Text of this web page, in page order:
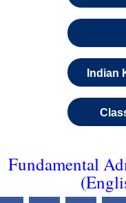
Indian
Fundamental